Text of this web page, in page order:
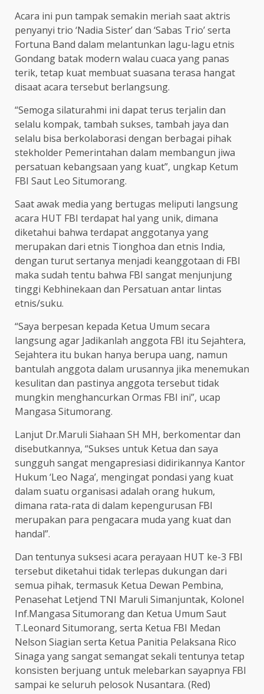
Acara ini pun tampak semakin meriah saat aktris
penyanyi trio ‘Nadia Sister’ dan ‘Sabas Trio’ serta
Fortuna Band dalam melantunkan lagu-lagu etnis
Gondang batak modern walau cuaca yang panas
terik, tetap kuat membuat suasana terasa hangat
disaat acara tersebut berlangsung.
“Semoga silaturahmi ini dapat terus terjalin dan
selalu kompak, tambah sukses, tambah jaya dan
selalu bisa berkolaborasi dengan berbagai pihak
stekholder Pemerintahan dalam membangun jiwa
persatuan kebangsaan yang kuat”, ungkap Ketum
FBI Saut Leo Situmorang.
Saat awak media yang bertugas meliputi langsung
acara HUT FBI terdapat hal yang unik, dimana
diketahui bahwa terdapat anggotanya yang
merupakan dari etnis Tionghoa dan etnis India,
dengan turut sertanya menjadi keanggotaan di FBI
maka sudah tentu bahwa FBI sangat menjunjung
tinggi Kebhinekaan dan Persatuan antar lintas
etnis/suku.
“Saya berpesan kepada Ketua Umum secara
langsung agar Jadikanlah anggota FBI itu Sejahtera,
Sejahtera itu bukan hanya berupa uang, namun
bantulah anggota dalam urusannya jika menemukan
kesulitan dan pastinya anggota tersebut tidak
mungkin menghancurkan Ormas FBI ini”, ucap
Mangasa Situmorang.
Lanjut Dr.Maruli Siahaan SH MH, berkomentar dan
disebutkannya, “Sukses untuk Ketua dan saya
sungguh sangat mengapresiasi didirikannya Kantor
Hukum ‘Leo Naga’, mengingat pondasi yang kuat
dalam suatu organisasi adalah orang hukum,
dimana rata-rata di dalam kepengurusan FBI
merupakan para pengacara muda yang kuat dan
handal”.
Dan tentunya suksesi acara perayaan HUT ke-3 FBI
tersebut diketahui tidak terlepas dukungan dari
semua pihak, termasuk Ketua Dewan Pembina,
Penasehat Letjend TNI Maruli Simanjuntak, Kolonel
Inf.Mangasa Situmorang dan Ketua Umum Saut
T.Leonard Situmorang, serta Ketua FBI Medan
Nelson Siagian serta Ketua Panitia Pelaksana Rico
Sinaga yang sangat semangat sekali tentunya tetap
konsisten berjuang untuk melebarkan sayapnya FBI
sampai ke seluruh pelosok Nusantara. (Red)